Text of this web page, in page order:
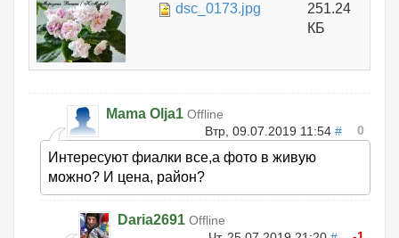
dsc_0173.jpg
251.24
КБ
Mama Olja1 Offline
Втр, 09.07.2019 11:54 # 0
Интересуют фиалки все,а фото в живую
можно? И цена, район?
Daria2691 Offline